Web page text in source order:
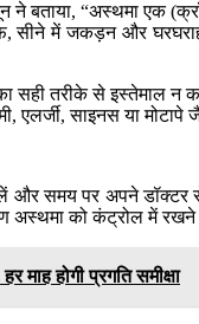
ने बताया, “अस्थमा एक
सीने में जकड़न और
का सही तरीके से
साइनस या
लें और समय पर अपने
अस्थमा को कंट्रोल में
माह होगी प्रगति समीक्षा